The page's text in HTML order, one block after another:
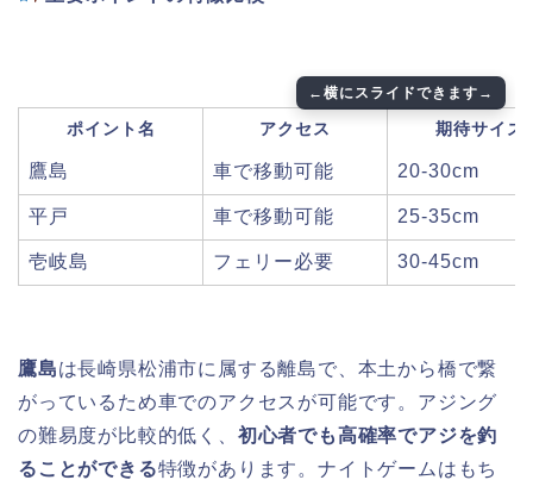
ポイント名 アクセス 期待サイズ
鷹島 車で移動可能 20-30cm
平戸 車で移動可能 25-35cm
壱岐島 フェリー必要 30-45cm
鷹島は長崎県松浦市に属する離島で、本土から橋で繋
がっているため車でのアクセスが可能です。アジング
の難易度が比較的低く、 初心者でも高確率でアジを釣
ることができる特徴があります。ナイトゲームはもち